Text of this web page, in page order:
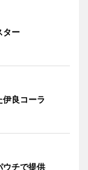
ター
伊良コーラ
ウチで提供